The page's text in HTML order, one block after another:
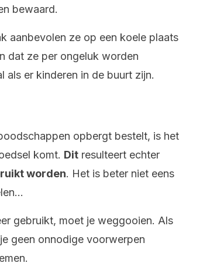
bewaard.
aanbevolen ze op een koele plaats
dat ze per ongeluk worden
er kinderen in de buurt zijn.
opbergt bestelt, is het
komt. Dit resulteert echter
worden. Het is beter niet eens
gebruikt, moet je weggooien. Als
geen onnodige voorwerpen